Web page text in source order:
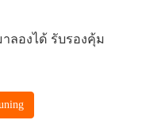
ลองได้ รับรองคุ้ม